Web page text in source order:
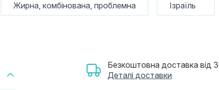
Жирна, комбінована, проблемна Ізраїль
Безкоштовна доставка від
Деталі доставки